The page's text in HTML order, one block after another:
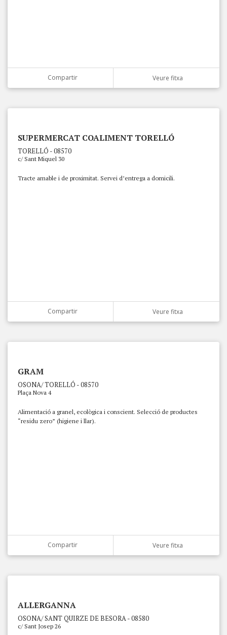
Compartir Veure fitxa
SUPERMERCAT COALIMENT TORELLÓ
TORELLÓ - 08570
c/ Sant Miquel 30
Tracte amable i de proximitat. Servei d’entrega a domicili.
Compartir Veure fitxa
GRAM
OSONA/ TORELLÓ - 08570
Plaça Nova 4
Alimentació a granel, ecològica i conscient. Selecció de productes
“residu zero” (higiene i llar).
Compartir Veure fitxa
ALLERGANNA
OSONA/ SANT QUIRZE DE BESORA - 08580
c/ Sant Josep 26